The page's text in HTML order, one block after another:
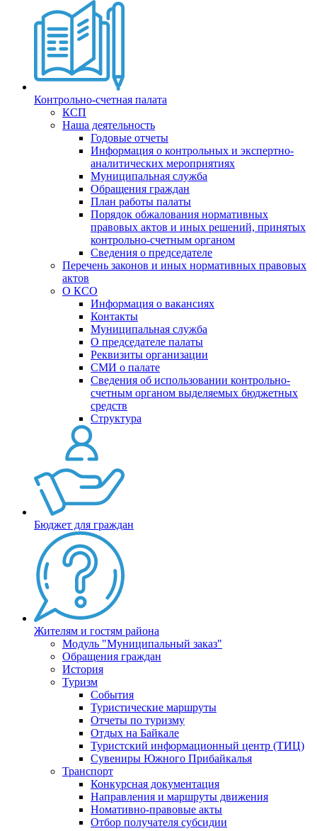
Контрольно-счетная палата
КСП
Наша деятельность
Годовые отчеты
Информация о контрольных и экспертно-
аналитических мероприятиях
Муниципальная служба
Обращения граждан
План работы палаты
Порядок обжалования нормативных
правовых актов и иных решений, принятых
контрольно-счетным органом
Сведения о председателе
Перечень законов и иных нормативных правовых
актов
О КСО
Информация о вакансиях
Контакты
Муниципальная служба
О председателе палаты
Реквизиты организации
СМИ о палате
Сведения об использовании контрольно-
счетным органом выделяемых бюджетных
средств
Структура
Бюджет для граждан
Жителям и гостям района
Модуль "Муниципальный заказ"
Обращения граждан
История
Туризм
События
Туристические маршруты
Отчеты по туризму
Отдых на Байкале
Туристский информационный центр (ТИЦ)
Сувениры Южного Прибайкалья
Транспорт
Конкурсная документация
Направления и маршруты движения
Номативно-правовые акты
Отбор получателя субсидии